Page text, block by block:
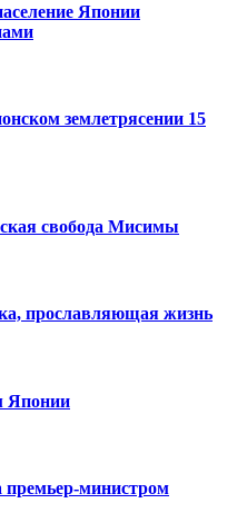
Японии
землетрясении 15
свобода Мисимы
прославляющая жизнь
Японии
министром